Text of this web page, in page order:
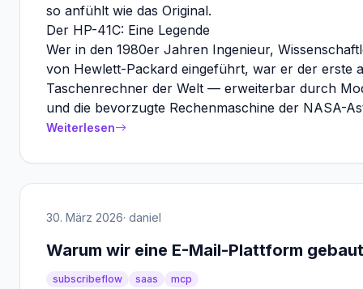
so anfühlt wie das Original.
Der HP-41C: Eine Legende
Wer in den 1980er Jahren Ingenieur,
von Hewlett-Packard eingeführt, war er der erste
Taschenrechner der Welt — erweiterbar durch
und die bevorzugte Rechenmaschine der NASA-
Weiterlesen
30. März 2026· daniel
Warum wir eine E-Mail-Plattform
subscribeflow saas mcp